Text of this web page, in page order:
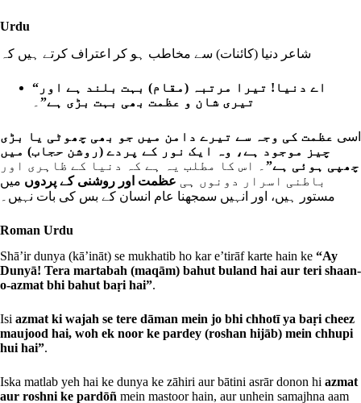
Urdu
“اے دنیا! تیرا مرتبہ (مقام) بہت بلند ہے اور
تیری شان و عظمت بھی بہت بڑی ہے”
اسی عظمت کی وجہ سے تیرے دامن میں جو بھی چھوٹی یا بڑی
چیز موجود ہے، وہ ایک نور کے پردے (روشن حجاب) میں
چھپی ہوئی ہے” ۔ اس کا مطلب یہ ہے کہ دنیا کے ظاہری اور
باطنی اسرار دونوں ہی عظمت اور روشنی کے پردوں میں
مستور ہیں، اور انہیں سمجھنا عام انسان کے بس کی بات نہیں۔
Roman Urdu
Shā’ir dunya (kā’ināt) se mukhatib ho kar e’tirāf karte hain ke “Ay
Dunyā! Tera martabah (maqām) bahut buland hai aur teri shaan-
o-azmat bhi bahut baṛi hai”.
Isi azmat ki wajah se tere dāman mein jo bhi chhotī ya baṛi cheez
maujood hai, woh ek noor ke pardey (roshan hijāb) mein chhupi
hui hai”.
Iska matlab yeh hai ke dunya ke zāhiri aur bātini asrār donon hi azmat
aur roshni ke pardōñ mein mastoor hain, aur unhein samajhna aam